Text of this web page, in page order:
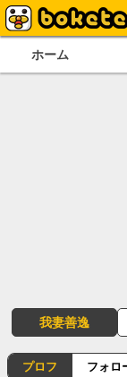
ホーム
我妻善逸
プロフ フォロ